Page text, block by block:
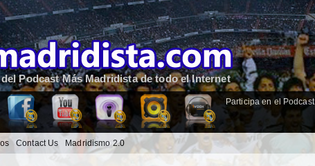
Podcast Más Madridista de todo el Internet
Participa en el Podcast
Contact Us Madridismo 2.0